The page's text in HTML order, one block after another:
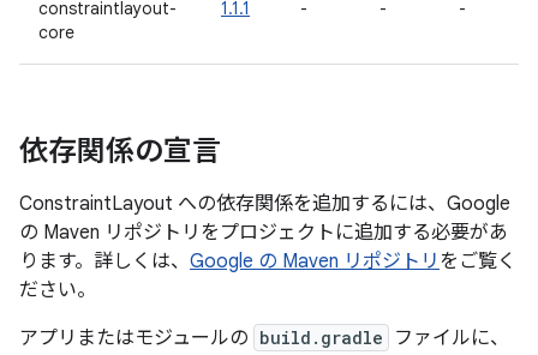
constraintlayout-
core
1.1.1 - - -
依存関係の宣言
ConstraintLayout への依存関係を追加するには、Google
の Maven リポジトリをプロジェクトに追加する必要があ
ります。詳しくは、 Google の Maven リポジトリ をご覧く
ださい。
アプリまたはモジュールの build.gradle
ファイルに、